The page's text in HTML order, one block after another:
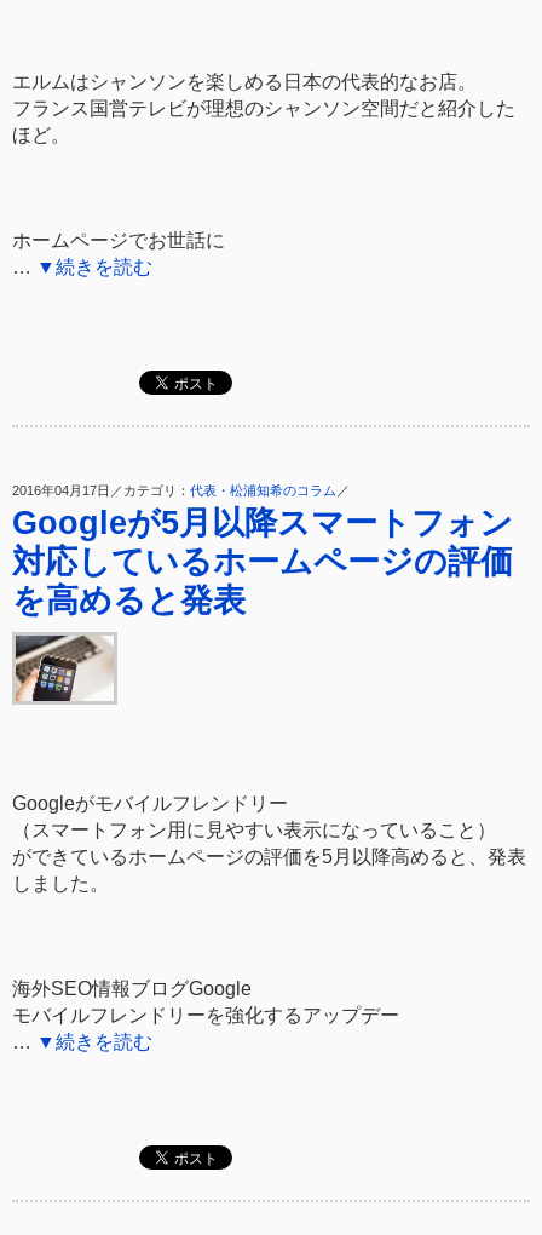
エルムはシャンソンを楽しめる日本の代表的なお店。
フランス国営テレビが理想のシャンソン空間だと紹介した
ほど。
ホームページでお世話に
… ▼続きを読む
2016年04月17日／カテゴリ： 代表・松浦知希のコラム ／
Googleが5月以降スマートフォン
対応しているホームページの評価
を高めると発表
Googleがモバイルフレンドリー
（スマートフォン用に見やすい表示になっていること）
ができているホームページの評価を5月以降高めると、発表
しました。
海外SEO情報ブログGoogle
モバイルフレンドリーを強化するアップデー
… ▼続きを読む